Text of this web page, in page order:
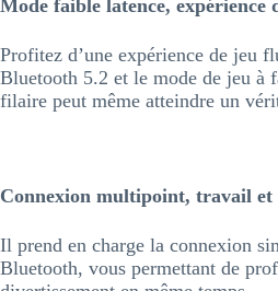
Mode faible latence, expérience
Profitez d’une expérience de jeu
Bluetooth 5.2 et le mode de jeu à
filaire peut même atteindre un
Connexion multipoint, travail et
Il prend en charge la connexion
Bluetooth, vous permettant de